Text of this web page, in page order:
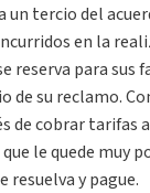
un tercio del
en la
reserva para sus
de su reclamo.
de cobrar tarifas
le quede muy
resuelva y pague.